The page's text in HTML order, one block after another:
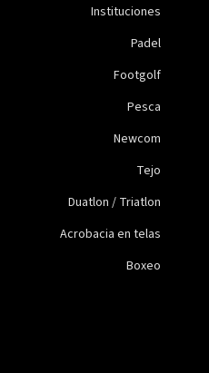
Instituciones
Padel
Footgolf
Pesca
Newcom
Tejo
Duatlon / Triatlon
Acrobacia en telas
Boxeo